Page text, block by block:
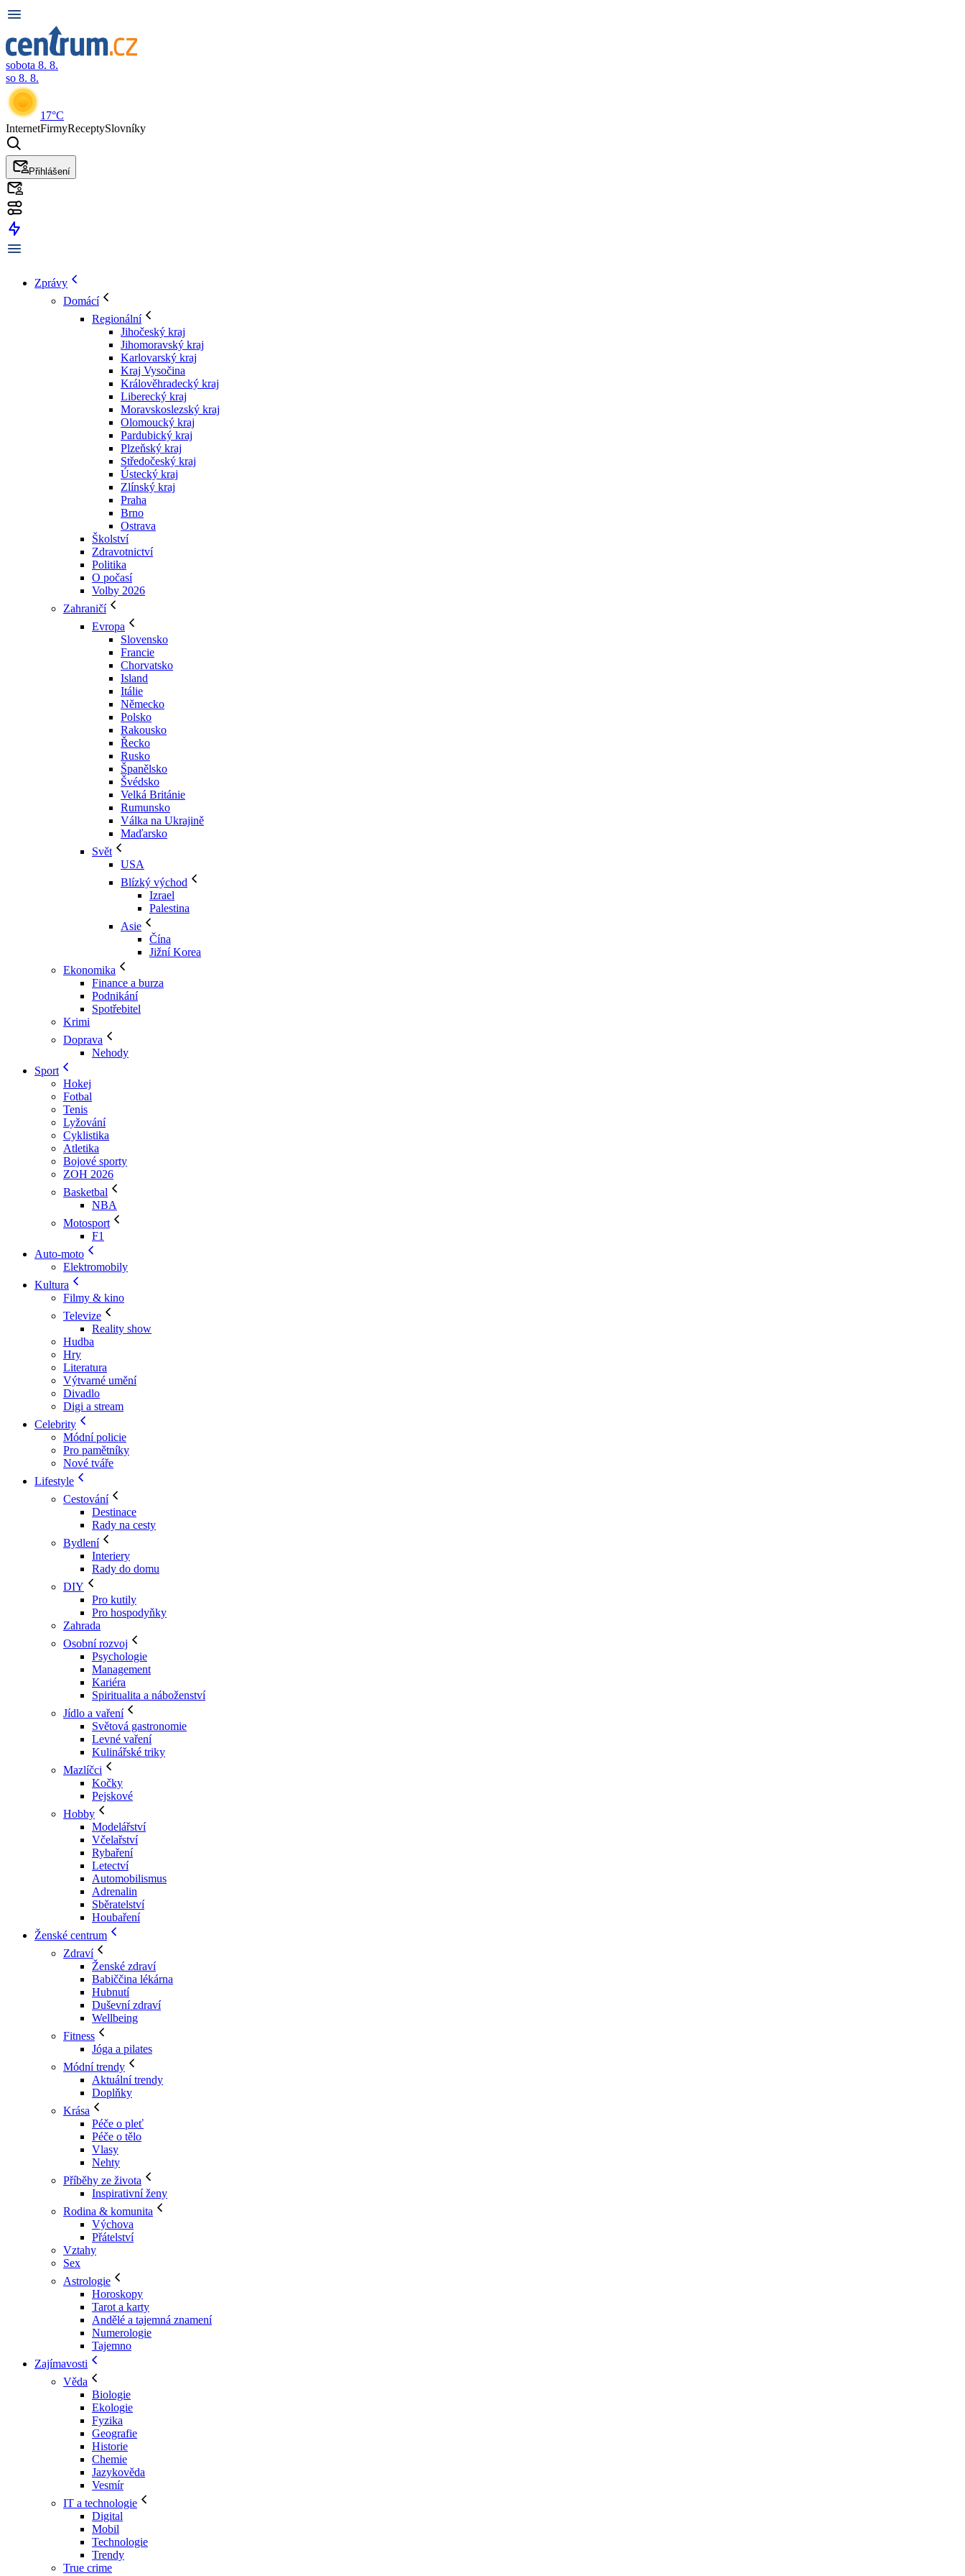
sobota 8. 8.
so 8. 8.
17°C
InternetFirmyReceptySlovníky
Přihlášení
Zprávy
Domácí
Regionální
Jihočeský kraj
Jihomoravský kraj
Karlovarský kraj
Kraj Vysočina
Králověhradecký kraj
Liberecký kraj
Moravskoslezský kraj
Olomoucký kraj
Pardubický kraj
Plzeňský kraj
Středočeský kraj
Ústecký kraj
Zlínský kraj
Praha
Brno
Ostrava
Školství
Zdravotnictví
Politika
O počasí
Volby 2026
Zahraničí
Evropa
Slovensko
Francie
Chorvatsko
Island
Itálie
Německo
Polsko
Rakousko
Řecko
Rusko
Španělsko
Švédsko
Velká Británie
Rumunsko
Válka na Ukrajině
Maďarsko
Svět
USA
Blízký východ
Izrael
Palestina
Asie
Čína
Jižní Korea
Ekonomika
Finance a burza
Podnikání
Spotřebitel
Krimi
Doprava
Nehody
Sport
Hokej
Fotbal
Tenis
Lyžování
Cyklistika
Atletika
Bojové sporty
ZOH 2026
Basketbal
NBA
Motosport
F1
Auto-moto
Elektromobily
Kultura
Filmy & kino
Televize
Reality show
Hudba
Hry
Literatura
Výtvarné umění
Divadlo
Digi a stream
Celebrity
Módní policie
Pro pamětníky
Nové tváře
Lifestyle
Cestování
Destinace
Rady na cesty
Bydlení
Interiery
Rady do domu
DIY
Pro kutily
Pro hospodyňky
Zahrada
Osobní rozvoj
Psychologie
Management
Kariéra
Spiritualita a náboženství
Jídlo a vaření
Světová gastronomie
Levné vaření
Kulinářské triky
Mazlíčci
Kočky
Pejskové
Hobby
Modelářství
Včelařství
Rybaření
Letectví
Automobilismus
Adrenalin
Sběratelství
Houbaření
Ženské centrum
Zdraví
Ženské zdraví
Babiččina lékárna
Hubnutí
Duševní zdraví
Wellbeing
Fitness
Jóga a pilates
Módní trendy
Aktuální trendy
Doplňky
Krása
Péče o pleť
Péče o tělo
Vlasy
Nehty
Příběhy ze života
Inspirativní ženy
Rodina & komunita
Výchova
Přátelství
Vztahy
Sex
Astrologie
Horoskopy
Tarot a karty
Andělé a tajemná znamení
Numerologie
Tajemno
Zajímavosti
Věda
Biologie
Ekologie
Fyzika
Geografie
Historie
Chemie
Jazykověda
Vesmír
IT a technologie
Digital
Mobil
Technologie
Trendy
True crime